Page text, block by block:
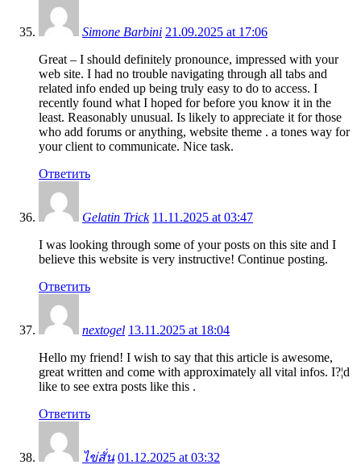
Simone Barbini 21.09.2025 at 17:06
Great – I should definitely pronounce, impressed with your
web site. I had no trouble navigating through all tabs and
related info ended up being truly easy to do to access. I
recently found what I hoped for before you know it in the
least. Reasonably unusual. Is likely to appreciate it for those
who add forums or anything, website theme . a tones way for
your client to communicate. Nice task.
Ответить
Gelatin Trick 11.11.2025 at 03:47
I was looking through some of your posts on this site and I
believe this website is very instructive! Continue posting.
Ответить
nextogel 13.11.2025 at 18:04
Hello my friend! I wish to say that this article is awesome,
great written and come with approximately all vital infos. I?¦d
like to see extra posts like this .
Ответить
ไข่สั่น 01.12.2025 at 03:32